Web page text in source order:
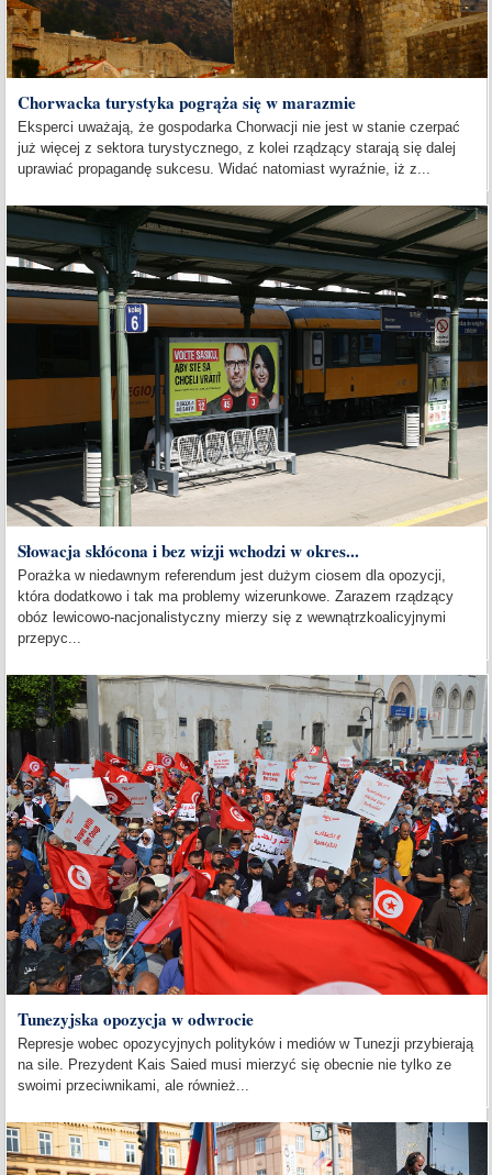
Chorwacka turystyka pogrąża się w marazmie
Eksperci uważają, że gospodarka Chorwacji nie jest w stanie czerpać
już więcej z sektora turystycznego, z kolei rządzący starają się dalej
uprawiać propagandę sukcesu. Widać natomiast wyraźnie, iż z...
Słowacja skłócona i bez wizji wchodzi w okres...
Porażka w niedawnym referendum jest dużym ciosem dla opozycji,
która dodatkowo i tak ma problemy wizerunkowe. Zarazem rządzący
obóz lewicowo-nacjonalistyczny mierzy się z wewnątrzkoalicyjnymi
przepyc...
Tunezyjska opozycja w odwrocie
Represje wobec opozycyjnych polityków i mediów w Tunezji przybierają
na sile. Prezydent Kais Saied musi mierzyć się obecnie nie tylko ze
swoimi przeciwnikami, ale również...